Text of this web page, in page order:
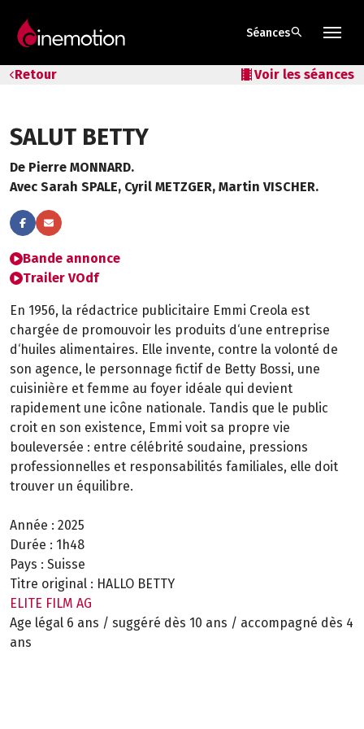
Séancessearch
Retour local_movies Voir les séances
SALUT BETTY
De Pierre MONNARD.
Avec Sarah SPALE, Cyril METZGER, Martin VISCHER.
Bande annonce
Trailer VOdf
En 1956, la rédactrice publicitaire Emmi Creola est
chargée de promouvoir les produits d‘une entreprise
d‘huiles alimentaires. Elle invente, contre la volonté de
son agence, le personnage fictif de Betty Bossi, une
cuisinière et femme au foyer idéale qui devient
rapidement une icône nationale. Tandis que le public
croit en son existence, Emmi voit sa propre vie
bouleversée : entre célébrité soudaine, pressions
professionnelles et responsabilités familiales, elle doit
trouver un équilibre.
Année : 2025
Durée : 1h48
Pays : Suisse
Titre original : HALLO BETTY
ELITE FILM AG
Age légal 6 ans / suggéré dès 10 ans / accompagné dès 4
ans
Bons cadeaux
Bons plans
Programmes spéciaux